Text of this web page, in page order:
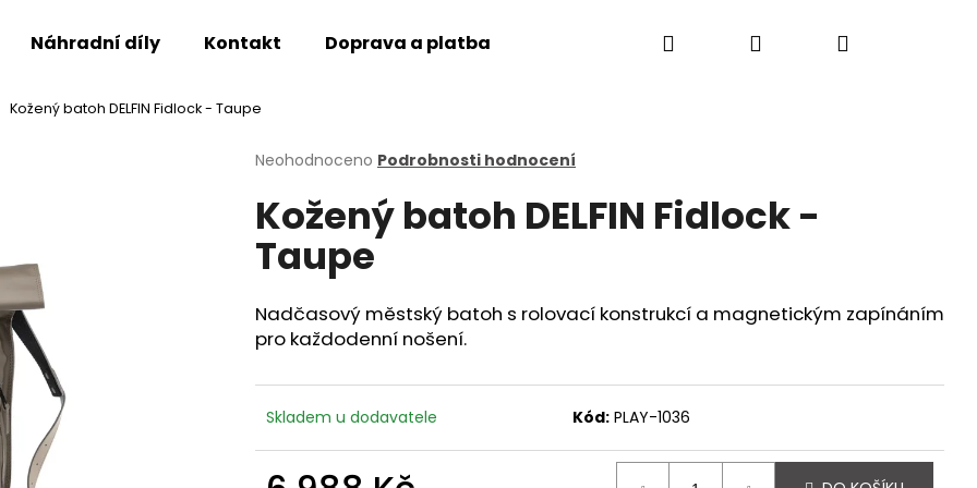
Náhradní díly Kontakt Doprava a platba Hledat PřihlášeníNákupní
Kožený batoh DELFIN Fidlock - Taupe
Průměrné
produktu
je
0,0
hvězdiček.
Neohodnoceno Podrobnosti hodnocení
Kožený batoh DELFIN Fidlock -
Taupe
Nadčasový městský batoh s rolovací konstrukcí a magnetickým zapínáním
pro každodenní nošení.
Skladem u dodavatele Kód: PLAY-1036
Co potřebujete najít?
HLEDAT